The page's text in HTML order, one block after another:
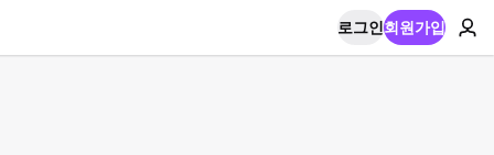
로그인회원가입